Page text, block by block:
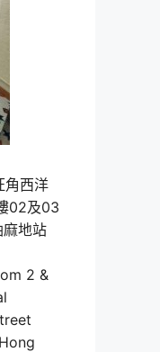
角西洋
02及03
地站
2 &